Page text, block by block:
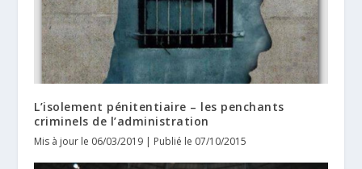
L’isolement pénitentiaire – les penchants
criminels de l’administration
Mis à jour le 06/03/2019 | Publié le 07/10/2015